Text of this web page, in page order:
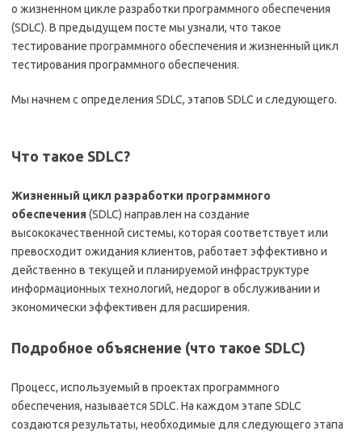
о жизненном цикле разработки программного обеспечения
(SDLC). В предыдущем посте мы узнали, что такое
тестирование программного обеспечения и жизненный цикл
тестирования программного обеспечения.
Мы начнем с определения SDLC, этапов SDLC и следующего.
Что такое SDLC?
Жизненный цикл разработки программного
обеспечения(SDLC) направлен на создание
высококачественной системы, которая соответствует или
превосходит ожидания клиентов, работает эффективно и
действенно в текущей и планируемой инфраструктуре
информационных технологий, недорог в обслуживании и
экономически эффективен для расширения.
Подробное объяснение (что такое SDLC)
Процесс, используемый в проектах программного
обеспечения, называется SDLC. На каждом этапе SDLC
создаются результаты, необходимые для следующего этапа